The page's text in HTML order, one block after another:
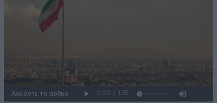
Ακούστε το άρθρο